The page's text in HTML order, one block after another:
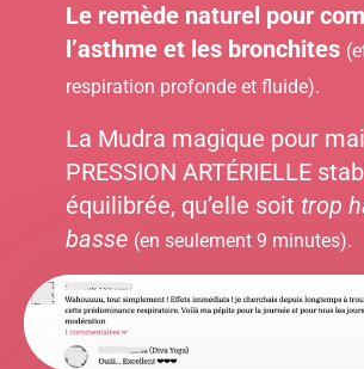
Le remède naturel pour
l’asthme et les bronchites
respiration profonde et fluide).
La Mudra magique pour
PRESSION ARTÉRIELLE
équilibrée, qu’elle soit trop
basse (en seulement 9 minutes).